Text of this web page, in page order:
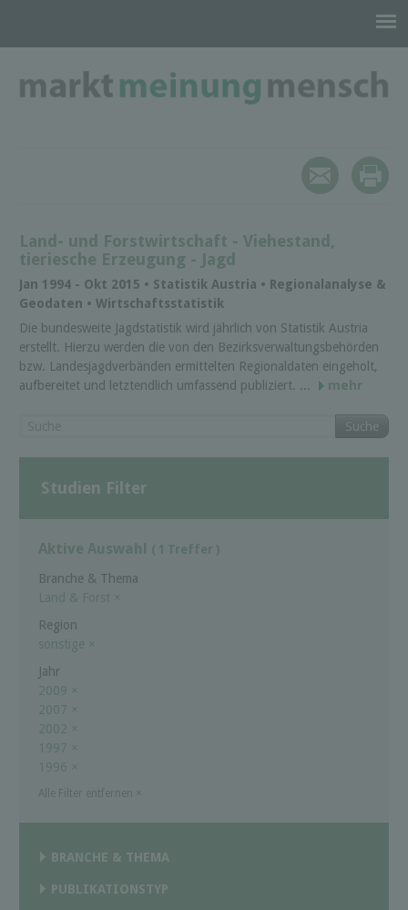
Land- und Forstwirtschaft - Viehestand,
tieriesche Erzeugung - Jagd
Jan 1994 - Okt 2015 • Statistik Austria • Regionalanalyse &
Geodaten • Wirtschaftsstatistik
Die bundesweite Jagdstatistik wird jährlich von Statistik Austria
erstellt. Hierzu werden die von den Bezirksverwaltungsbehörden
bzw. Landesjagdverbänden ermittelten Regionaldaten eingeholt,
aufbereitet und letztendlich umfassend publiziert. ...
mehr
Suche
Studien Filter
Aktive Auswahl ( 1 Treffer )
Branche & Thema
Land & Forst ×
Region
sonstige ×
Jahr
2009 ×
2007 ×
2002 ×
1997 ×
1996 ×
BRANCHE & THEMA
PUBLIKATIONSTYP